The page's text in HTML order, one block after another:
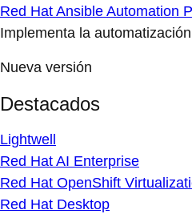
Red Hat Ansible Automation
Implementa la
Nueva versión
Destacados
Lightwell
Red Hat AI Enterprise
Red Hat OpenShift
Red Hat Desktop